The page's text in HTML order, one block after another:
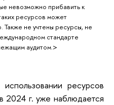
невозможно прибавить к
ресурсов может
Также не учтены ресурсы, не
стандарте
аудитом.>
ресурсов
2024 г. уже наблюдается